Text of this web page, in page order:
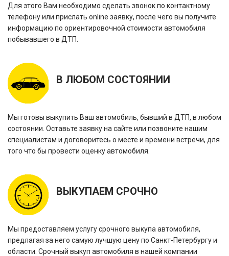
Для этого Вам необходимо сделать звонок по контактному
телефону или прислать online заявку, после чего вы получите
информацию по ориентировочной стоимости автомобиля
побывавшего в ДТП.
В ЛЮБОМ СОСТОЯНИИ
Мы готовы выкупить Ваш автомобиль, бывший в ДТП, в любом
состоянии. Оставьте заявку на сайте или позвоните нашим
специалистам и договоритесь о месте и времени встречи, для
того что бы провести оценку автомобиля.
ВЫКУПАЕМ СРОЧНО
Мы предоставляем услугу срочного выкупа автомобиля,
предлагая за него самую лучшую цену по Санкт-Петербургу и
области. Срочный выкуп автомобиля в нашей компании